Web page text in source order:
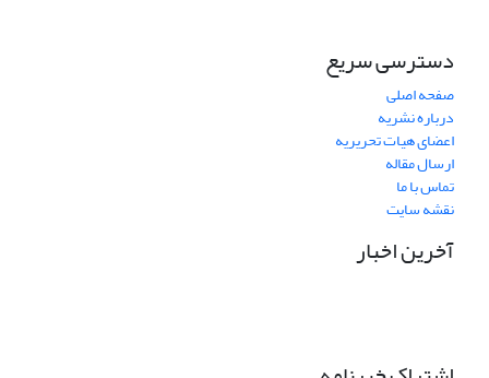
دسترسی سریع
صفحه اصلی
درباره نشریه
اعضای هیات تحریریه
ارسال مقاله
تماس با ما
نقشه سایت
آخرین اخبار